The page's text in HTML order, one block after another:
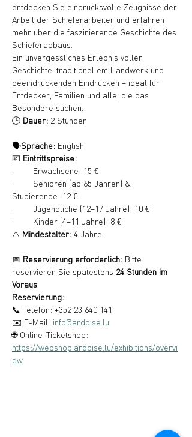
entdecken Sie eindrucksvolle Zeugnisse der
Arbeit der Schieferarbeiter und erfahren
mehr über die faszinierende Geschichte des
Schieferabbaus.
Ein unvergessliches Erlebnis voller
Geschichte, traditionellem Handwerk und
beeindruckenden Eindrücken – ideal für
Entdecker, Familien und alle, die das
Besondere suchen.
🕒 Dauer: 2 Stunden
🗣️Sprache: English
💶 Eintrittspreise:
·        Erwachsene: 15 €
·        Senioren (ab 65 Jahren) &
Studierende: 12 €
·        Jugendliche (12–17 Jahre): 10 €
·        Kinder (4–11 Jahre): 8 €
⚠️ Mindestalter: 4 Jahre
📅 Reservierung erforderlich: Bitte
reservieren Sie spätestens 24 Stunden im
Voraus
Reservierung:
📞 Telefon: +352 23 640 141
✉️ E-Mail: info@ardoise.lu
🌐 Online-Ticketshop:
https://webshop.ardoise.lu/exhibitions/overvi
ew